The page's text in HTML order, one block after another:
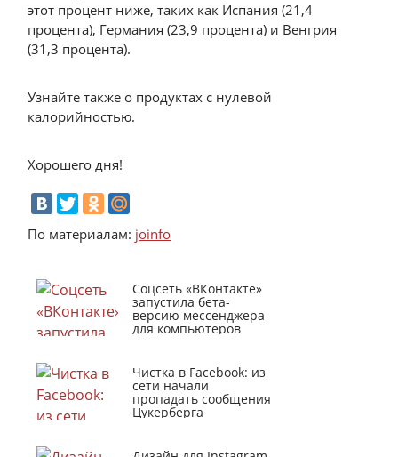
этот процент ниже, таких как Испания (21,4
процента), Германия (23,9 процента) и Венгрия
(31,3 процента).
Узнайте также о продуктах с нулевой
калорийностью.
Хорошего дня!
По материалам: joinfo
Соцсеть «ВКонтакте»
запустила бета-
версию мессенджера
для компьютеров
Чистка в Facebook: из
сети начали
пропадать сообщения
Цукерберга